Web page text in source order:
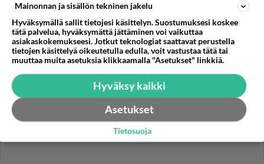
Tämä helppo arkiruoka ei jää
syömättä!
Mainonnan ja sisällön tekninen jakelu
Hyväksymällä sallit tietojesi käsittelyn. Suostumuksesi koskee
tätä palvelua, hyväksymättä jättäminen voi vaikuttaa
asiakaskokemukseesi. Jotkut teknologiat saattavat perustella
tietojen käsittelyä oikeutetulla edulla, voit vastustaa tätä tai
muuttaa muita asetuksia klikkaamalla "Asetukset" linkkiä.
Hyväksy kaikki
Asetukset
Tietosuoja